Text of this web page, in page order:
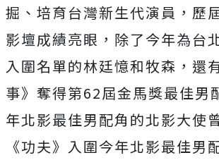
掘、培育台灣新生代演員， 歷
影壇成績亮眼， 除了今年為台
入圍名單的林廷憶和牧森，還
事》奪得第62屆金馬獎最佳男
年北影最佳男配角的北影大使
《功夫》 入圍今年北影最佳男